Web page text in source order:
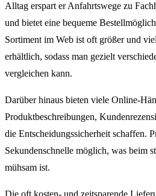
Alltag erspart er Anfahrtswege zu
und bietet eine bequeme
Sortiment im Web ist oft größer und
erhältlich, sodass man gezielt
vergleichen kann.
Darüber hinaus bieten viele Online-
Produktbeschreibungen,
die Entscheidungssicherheit schaffen.
Sekundenschnelle möglich, was beim
mühsam ist.